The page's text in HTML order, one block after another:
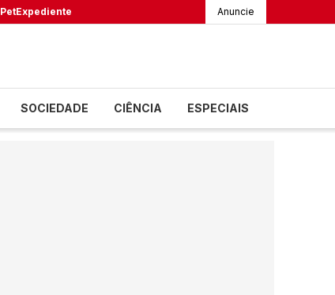
PetExpediente Anuncie
SOCIEDADE CIÊNCIA ESPECIAIS